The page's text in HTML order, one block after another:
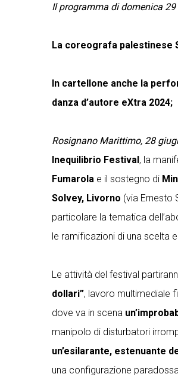
Il programma di domenica
La coreografa palestinese
In cartellone anche la
danza d’autore eXtra
Rosignano Marittimo, 28
Inequilibrio Festival, la
Fumarola e il sostegno di
Solvey, Livorno (via Ernesto
particolare la tematica
le ramificazioni di una scelta
Le attività del festival
dollari”, lavoro multimediale
dove va in scena
manipolo di disturbatori
un’esilarante, estenuante
una configurazione